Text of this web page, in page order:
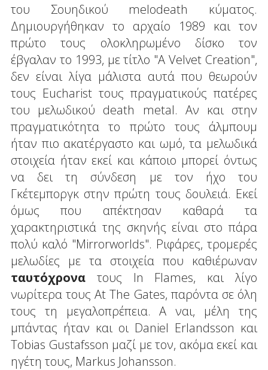
του Σουηδικού melodeath κύματος.
Δημιουργήθηκαν το αρχαίο 1989 και τον
πρώτο τους ολοκληρωμένο δίσκο τον
έβγαλαν το 1993, με τίτλο "A Velvet Creation",
δεν είναι λίγα μάλιστα αυτά που θεωρούν
τους Eucharist τους πραγματικούς πατέρες
του μελωδικού death metal. Αν και στην
πραγματικότητα το πρώτο τους άλμπουμ
ήταν πιο ακατέργαστο και ωμό, τα μελωδικά
στοιχεία ήταν εκεί και κάποιο μπορεί όντως
να δει τη σύνδεση με τον ήχο του
Γκέτεμποργκ στην πρώτη τους δουλειά. Εκεί
όμως που απέκτησαν καθαρά τα
χαρακτηριστικά της σκηνής είναι στο πάρα
πολύ καλό "Mirrorworlds". Ριφάρες, τρομερές
μελωδίες με τα στοιχεία που καθιέρωναν
ταυτόχρονα τους In Flames, και λίγο
νωρίτερα τους At The Gates, παρόντα σε όλη
τους τη μεγαλοπρέπεια. Α ναι, μέλη της
μπάντας ήταν και οι Daniel Erlandsson και
Tobias Gustafsson μαζί με τον, ακόμα εκεί και
ηγέτη τους, Markus Johansson.